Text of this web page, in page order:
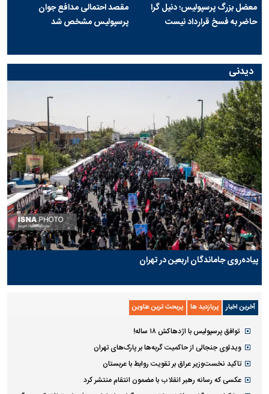
معضل بزرگ پرسپولیس؛ دنیل گرا
حاضر به فسخ قرارداد نیست
مقصد احتمالی مدافع جوان
پرسپولیس مشخص شد
دیدنی
پیاده‌روی جاماندگان اربعین در تهران
آخرین اخبار پربازدید ها پربحث ترین عناوین
توافق پرسپولیس با اژدهاکش ۱۸ ساله!
ویدئوی جنجالی از حاکمیت گربه‌ها بر پارک‌های تهران
تاکید نخست‌وزیر عراق بر تقویت روابط با عربستان
عکسی که رسانه رهبر انقلاب با مضمون انتقام منتشر کرد